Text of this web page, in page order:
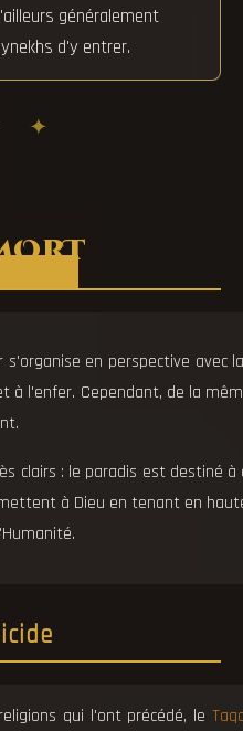
généralement
d'y entrer.
✦
en perspective avec
à l'enfer. Cependant, de la
clairs : le paradis est destiné
à Dieu en tenant en
qui l'ont précédé, le